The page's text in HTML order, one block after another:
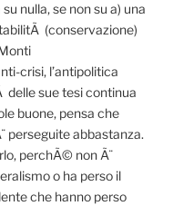
nulla, se non su a) una
(conservazione)
crisi, l’antipolitica
delle sue tesi continua
buone, pensa che
perseguite abbastanza.
perchÃ© non Ã¨
o ha perso il
che hanno perso